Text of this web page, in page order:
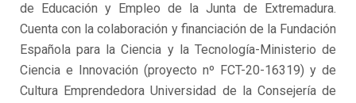
de Educación y Empleo de la Junta de Extremadura.
Cuenta con la colaboración y financiación de la Fundación
Española para la Ciencia y la Tecnología-Ministerio de
Ciencia e Innovación (proyecto nº FCT-20-16319) y de
Cultura Emprendedora Universidad de la Consejería de